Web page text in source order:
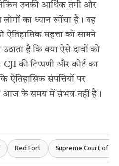
उनकी आर्थिक तंगी और
लोगों का ध्यान खींचा है। यह
महत्ता को सामने
है कि क्या ऐसे दावों को
CJI की टिप्पणी और कोर्ट का
संपत्तियों पर
आज के समय में संभव नहीं है।
Red Fort Supreme Court of